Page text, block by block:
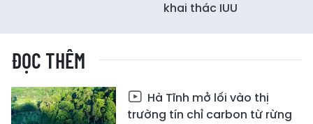
khai thác IUU
ĐỌC THÊM
Hà Tĩnh mở lối vào thị
trường tín chỉ carbon từ rừng